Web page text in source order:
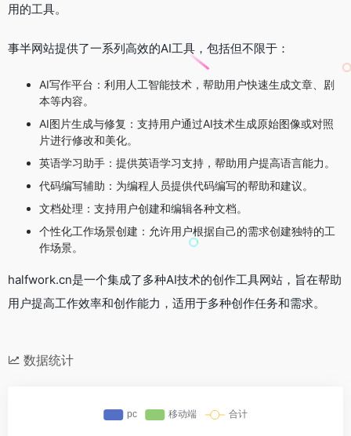
用的工具。
事半网站提供了一系列高效的AI工具，包括但不限于：
AI写作平台：利用人工智能技术，帮助用户快速生成文章、剧
本等内容。
AI图片生成与修复：支持用户通过AI技术生成原始图像或对照
片进行修改和美化。
英语学习助手：提供英语学习支持，帮助用户提高语言能力。
代码编写辅助：为编程人员提供代码编写的帮助和建议。
文档处理：支持用户创建和编辑各种文档。
个性化工作场景创建：允许用户根据自己的需求创建独特的工
作场景。
halfwork.cn是一个集成了多种AI技术的创作工具网站，旨在帮助
用户提高工作效率和创作能力，适用于多种创作任务和需求。
数据统计